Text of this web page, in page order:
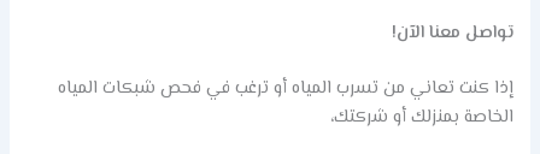
تواصل معنا الآن!
إذا كنت تعاني من تسرب المياه أو ترغب في فحص شبكات المياه
الخاصة بمنزلك أو شركتك،